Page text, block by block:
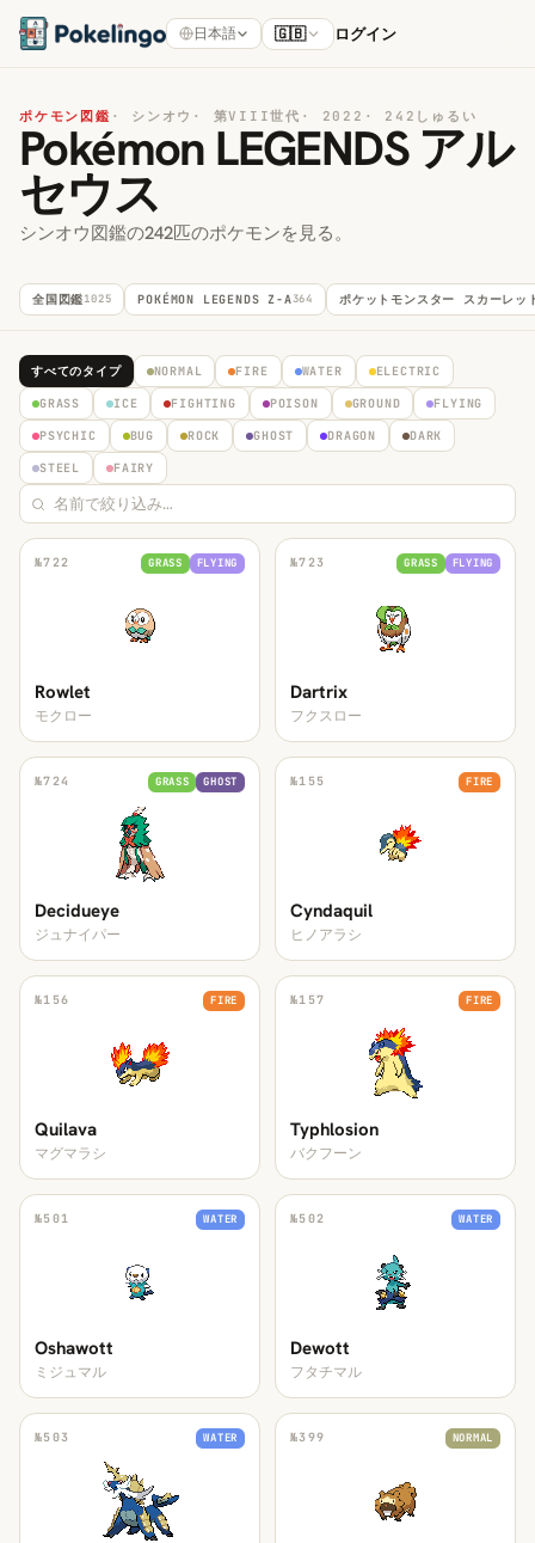
日本語 🇬🇧 ログイン
ポケモン図鑑 · シンオウ · 第VIII世代 · 2022 · 242しゅるい
Pokémon LEGENDS アル
セウス
シンオウ図鑑の242匹のポケモンを見る。
全国図鑑1025 POKÉMON LEGENDS Z-A364 ポケットモンスター スカーレッ
すべてのタイプ NORMAL FIRE WATER ELECTRIC
GRASS ICE FIGHTING POISON GROUND FLYING
PSYCHIC BUG ROCK GHOST DRAGON DARK
STEEL FAIRY
№722 GRASS FLYING
Rowlet
モクロー
№723 GRASS FLYING
Dartrix
フクスロー
№724 GRASS GHOST
Decidueye
ジュナイパー
№155 FIRE
Cyndaquil
ヒノアラシ
№156 FIRE
Quilava
マグマラシ
№157 FIRE
Typhlosion
バクフーン
№501 WATER
Oshawott
ミジュマル
№502 WATER
Dewott
フタチマル
№503 WATER №399 NORMAL